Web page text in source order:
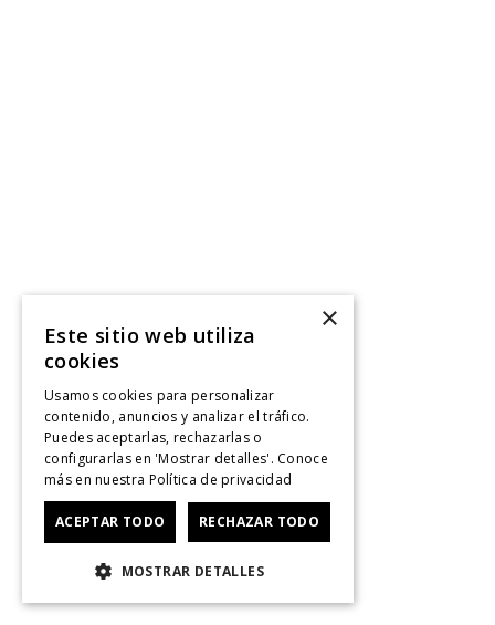
×
Este sitio web utiliza
cookies
Usamos cookies para personalizar
contenido, anuncios y analizar el tráfico.
Puedes aceptarlas, rechazarlas o
configurarlas en 'Mostrar detalles'. Conoce
más en nuestra Política de privacidad
ACEPTAR TODO RECHAZAR TODO
MOSTRAR DETALLES